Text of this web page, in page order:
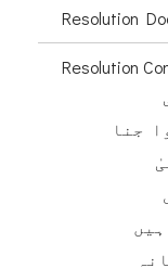
Resolution
Resolution
جنا